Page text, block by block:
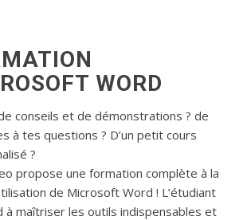
WORD
conseils et de démonstrations ? de
à tes questions ? D’un petit cours
?
propose une formation complète à la
de Microsoft Word ! L’étudiant
à maîtriser les outils indispensables et